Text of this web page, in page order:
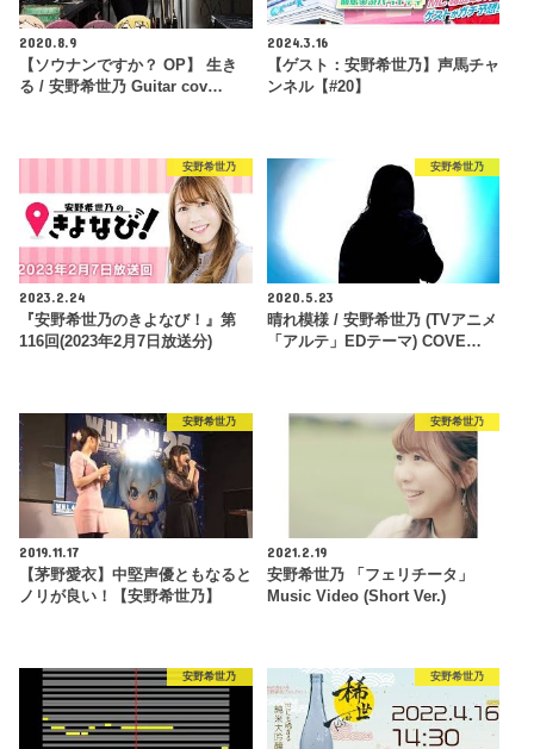
2020.8.9
【ソウナンですか？ OP】 生き
る / 安野希世乃 Guitar cov…
2024.3.16
【ゲスト：安野希世乃】声馬チャ
ンネル【#20】
安野希世乃
2023.2.24
『安野希世乃のきよなび！』第
116回(2023年2月7日放送分)
安野希世乃
2020.5.23
晴れ模様 / 安野希世乃 (TVアニメ
「アルテ」EDテーマ) COVE…
安野希世乃
2019.11.17
【茅野愛衣】中堅声優ともなると
ノリが良い！【安野希世乃】
安野希世乃
2021.2.19
安野希世乃 「フェリチータ」
Music Video (Short Ver.)
安野希世乃 安野希世乃